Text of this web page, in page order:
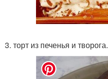
3. торт из печенья и творога.